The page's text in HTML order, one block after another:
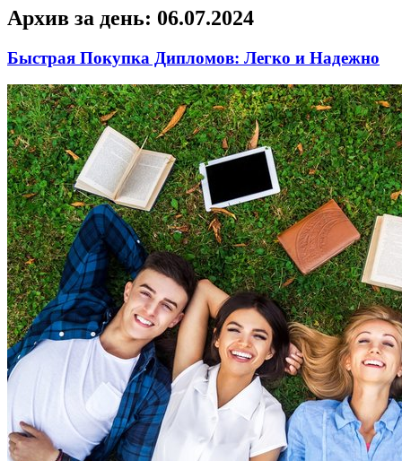
Архив за день: 06.07.2024
Быстрая Покупка Дипломов: Легко и Надежно